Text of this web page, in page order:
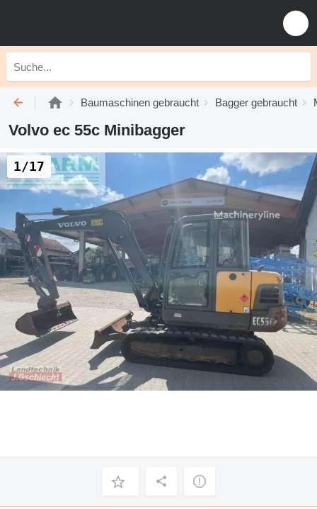
Baumaschinen gebraucht Bagger gebraucht
Volvo ec 55c Minibagger
1/17